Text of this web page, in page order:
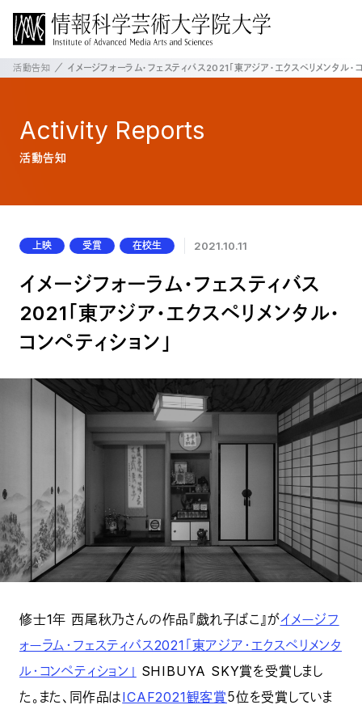
活動告知 イメージフォーラム・フェスティバス2021「東アジア・エクスペリメンタル・
Activity Reports
活動告知
上映 受賞 在校生 2021.10.11
イメージフォーラム・フェスティバス
2021「東アジア・エクスペリメンタル・
コンペティション」
修士1年 西尾秋乃さんの作品『戯れ子ばこ』がイメージフ
ォーラム・フェスティバス2021「東アジア・エクスペリメンタ
ル・コンペティション」 SHIBUYA SKY賞を受賞しまし
た。また、同作品はICAF2021観客賞５位を受賞していま